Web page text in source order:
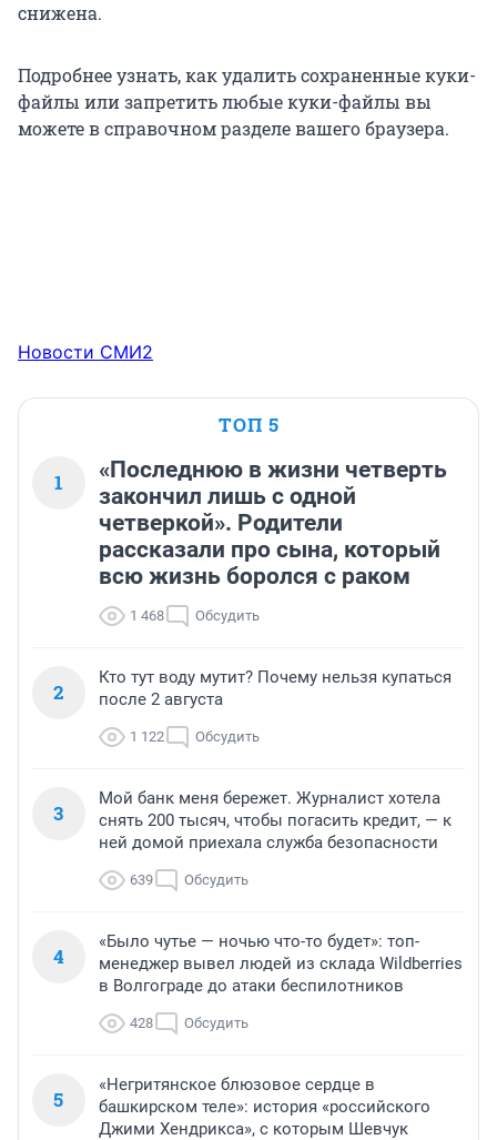
снижена.
Подробнее узнать, как удалить сохраненные куки-
файлы или запретить любые куки-файлы вы
можете в справочном разделе вашего браузера.
Новости СМИ2
ТОП 5
1
«Последнюю в жизни четверть
закончил лишь с одной
четверкой». Родители
рассказали про сына, который
всю жизнь боролся с раком
1 468 Обсудить
2
Кто тут воду мутит? Почему нельзя купаться
после 2 августа
1 122 Обсудить
3
Мой банк меня бережет. Журналист хотела
снять 200 тысяч, чтобы погасить кредит, — к
ней домой приехала служба безопасности
639 Обсудить
4
«Было чутье — ночью что-то будет»: топ-
менеджер вывел людей из склада Wildberries
в Волгограде до атаки беспилотников
428 Обсудить
5
«Негритянское блюзовое сердце в
башкирском теле»: история «российского
Джими Хендрикса», с которым Шевчук